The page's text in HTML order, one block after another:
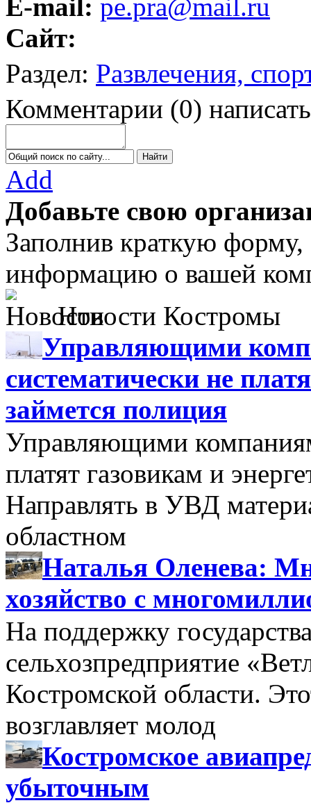
E-mail: pe.pra@mail.ru
Сайт:
Раздел: Развлечения,
Комментарии (0) написать
Add
Добавьте свою
Заполнив краткую
информацию о вашей
Новости Костромы
Управляющими
систематически не
займется полиция
Управляющими
платят газовикам и
Направлять в УВД
областном
Наталья Оленева:
хозяйство с
На поддержку
сельхозпредприятие
Костромской области.
возглавляет молод
Костромское
убыточным